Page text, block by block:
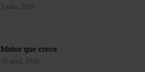
3 julio, 2026
Motor que crece
30 abril, 2026